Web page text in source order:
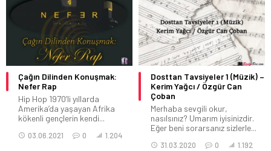
Çağın Dilinden Konuşmak:
Nefer Rap
Hip Hop 1970’li yıllarda
Amerika’da yaşayan Afrika
kökenli gençlerin kendi...
03.06.2021 0 1.204
Dosttan Tavsiyeler 1 (Müzik) –
Kerim Yağcı / Özgür Can
Çoban
Merhaba sevgili okur,
nasılsınız? Umarım iyisinizdir.
Eğer beni sorarsanız sizlerle...
31.03.2020 0 1.192